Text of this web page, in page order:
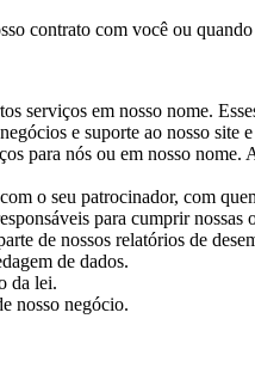
contrato com você ou
serviços em nosso nome.
e suporte ao nosso site
para nós ou em nosso
o seu patrocinador, com
para cumprir nossas
de nossos relatórios de
de dados.
da lei.
nosso negócio.